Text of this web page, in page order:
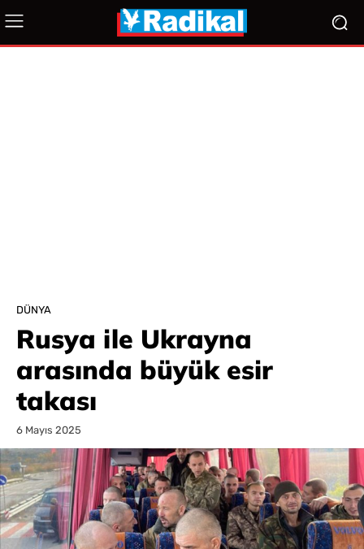
DÜNYA
Rusya ile Ukrayna
arasında büyük esir
takası
6 Mayıs 2025